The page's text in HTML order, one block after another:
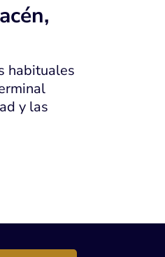
habituales
y las